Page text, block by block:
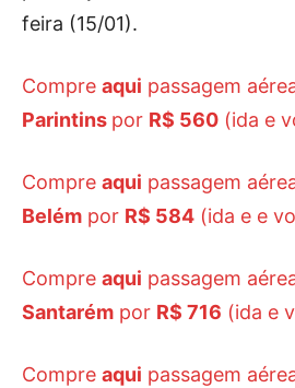
feira (15/01).
Compre aqui passagem
Parintins por R$ 560 (ida e
Compre aqui passagem
Belém por R$ 584 (ida e e
Compre aqui passagem
Santarém por R$ 716 (ida e
Compre aqui passagem